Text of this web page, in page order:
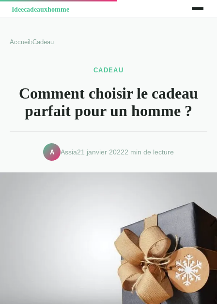
Accueil ›Cadeau
CADEAU
Comment choisir le cadeau
parfait pour un homme ?
A Assia21 janvier 20222 min de lecture